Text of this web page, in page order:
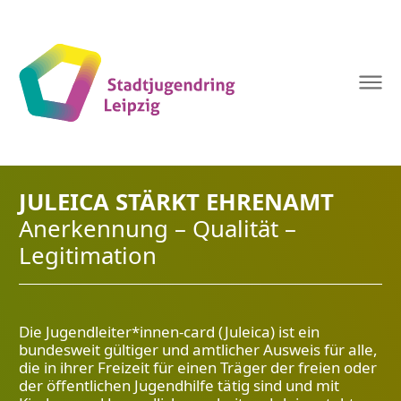
Leipzig
JULEICA STÄRKT EHRENAMT
Anerkennung – Qualität –
Legitimation
Die Jugendleiter*innen-card (Juleica) ist ein
bundesweit gültiger und amtlicher Ausweis für alle,
die in ihrer Freizeit für einen Träger der freien oder
der öffentlichen Jugendhilfe tätig sind und mit